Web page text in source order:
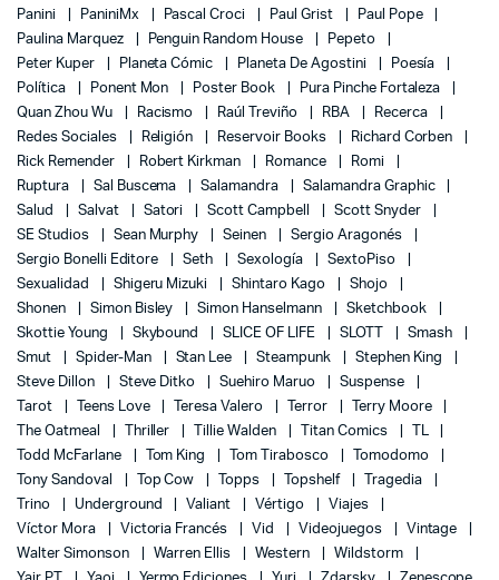
Panini
PaniniMx Pascal Croci Paul Grist
Paul Pope
Paulina Marquez
Penguin Random House
Pepeto
Peter Kuper
Planeta Cómic Planeta De Agostini
Poesía
Política
Ponent Mon Poster Book
Pura Pinche Fortaleza
Quan Zhou Wu
Racismo Raúl Treviño RBA
Recerca
Redes Sociales
Religión Reservoir Books
Richard Corben
Rick Remender
Robert Kirkman Romance
Romi
Ruptura
Sal Buscema Salamandra
Salamandra Graphic
Salud
Salvat Satori Scott Campbell
Scott Snyder
SE Studios
Sean Murphy Seinen
Sergio Aragonés
Sergio Bonelli Editore
Seth Sexología
SextoPiso
Sexualidad
Shigeru Mizuki Shintaro Kago
Shojo
Shonen
Simon Bisley Simon Hanselmann
Sketchbook
Skottie Young
Skybound SLICE OF LIFE SLOTT
Smash
Smut
Spider-Man Stan Lee Steampunk
Stephen King
Steve Dillon
Steve Ditko Suehiro Maruo
Suspense
Tarot
Teens Love Teresa Valero Terror
Terry Moore
The Oatmeal
Thriller Tillie Walden Titan Comics
TL
Todd McFarlane
Tom King Tom Tirabosco
Tomodomo
Tony Sandoval
Top Cow Topps Topshelf
Tragedia
Trino
Underground Valiant Vértigo
Viajes
Víctor Mora
Victoria Francés Vid Videojuegos
Vintage
Walter Simonson
Warren Ellis Western
Wildstorm